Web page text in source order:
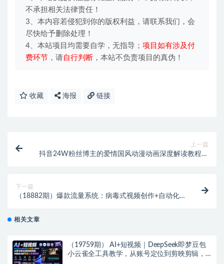
不承担相关法律责任！
3、本内容若侵犯到你的版权利益，请联系我们，会
尽快给予删除处理！
4、本站项目均需要自学，无指导； 项目如有涉及付
费环节 ，请自行判断 ，本站不负责项目的真伪！
收藏 海报 链接
上一篇
抖音24W粉丝博主的爱情国风动漫动画深度解读教程，
下一篇
（18882期）爆款流量系统：病毒式视频创作+自动化
相关文章
（19759期） AI+短视频｜DeepSeek即梦豆包
小云雀全工具教学，从账号定位到剪映剪辑，